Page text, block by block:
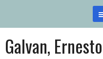
contenido
Galvan, Ernesto